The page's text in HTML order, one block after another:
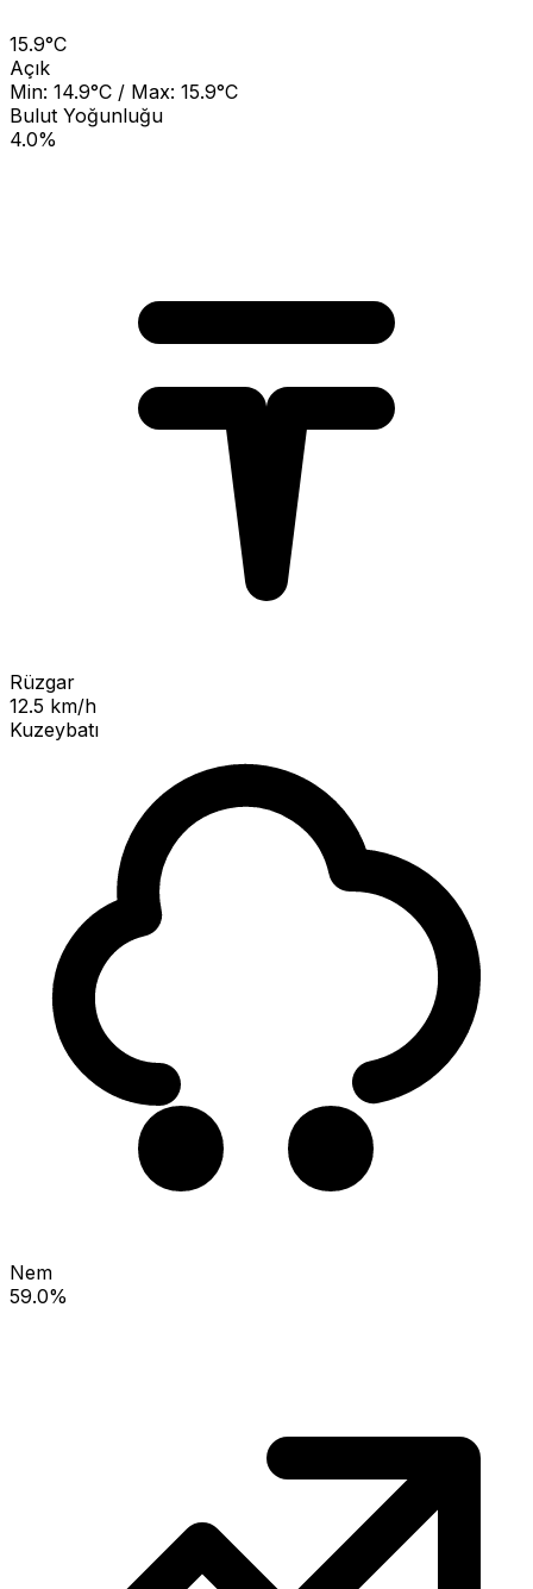
15.9°C
Açık
Min: 14.9°C / Max: 15.9°C
Bulut Yoğunluğu
4.0%
Rüzgar
12.5 km/h
Kuzeybatı
Nem
59.0%